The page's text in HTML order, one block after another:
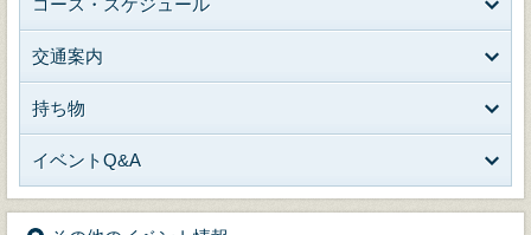
コース・スケジュール
交通案内
持ち物
イベントQ&A